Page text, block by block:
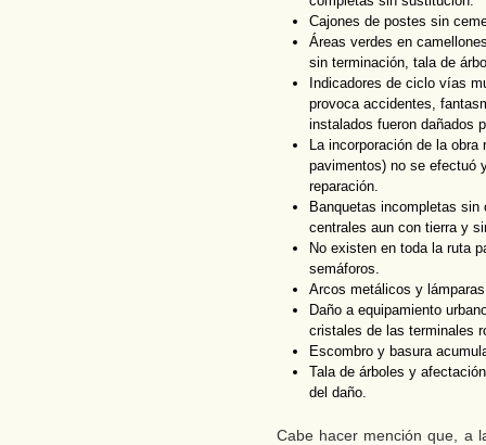
Cajones de postes sin
Áreas verdes en
sin terminación, tala de
Indicadores de ciclo vías
provoca accidentes,
instalados fueron dañados
La incorporación de la
pavimentos) no se efectuó
reparación.
Banquetas incompletas
centrales aun con tierra y
No existen en toda la ruta
semáforos.
Arcos metálicos y
Daño a equipamiento
cristales de las terminales
Escombro y basura
Tala de árboles y
del daño.
Cabe hacer mención que, a